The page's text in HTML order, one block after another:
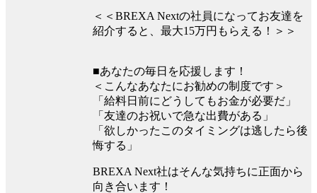
＜＜BREXA Nextの社員になってお友達を
紹介すると、最大15万円もらえる！＞＞
■あなたの毎日を応援します！
＜こんなあなたにお勧めの制度です＞
「給料日前にどうしてもお金が必要だ」
「友達のお祝いで急な出費がある」
「欲しかったこのタイミングは逃したら後
悔する」
BREXA Next社はそんな気持ちに正面から
向き合います！